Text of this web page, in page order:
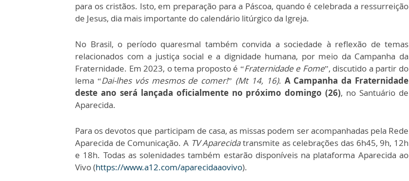
para os cristãos. Isto, em preparação para a Páscoa, quando é celebrada a ressurreição
de Jesus, dia mais importante do calendário litúrgico da Igreja.
No Brasil, o período quaresmal também convida a sociedade à reflexão de temas
relacionados com a justiça social e a dignidade humana, por meio da Campanha da
Fraternidade. Em 2023, o tema proposto é “Fraternidade e Fome”, discutido a partir do
lema “Dai-lhes vós mesmos de comer!” (Mt 14, 16). A Campanha da Fraternidade
deste ano será lançada oficialmente no próximo domingo (26), no Santuário de
Aparecida.
Para os devotos que participam de casa, as missas podem ser acompanhadas pela Rede
Aparecida de Comunicação. A TV Aparecidatransmite as celebrações das 6h45, 9h, 12h
e 18h. Todas as solenidades também estarão disponíveis na plataforma Aparecida ao
Vivo (https://www.a12.com/aparecidaaovivo).